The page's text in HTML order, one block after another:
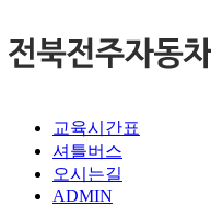
교육시간표
셔틀버스
오시는길
ADMIN